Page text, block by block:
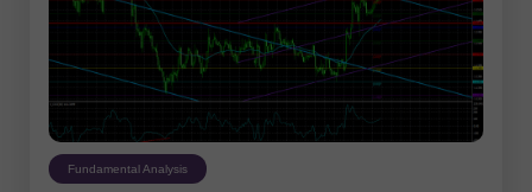
Fundamental Analysis